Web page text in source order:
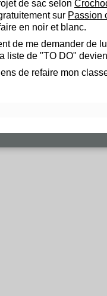
de sac selon
sur Passion
en noir et blanc.
de me demander de
liste de "TO DO"
de refaire mon